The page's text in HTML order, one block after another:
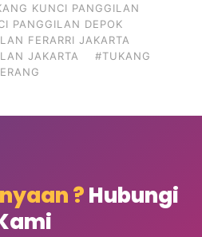
KUNCI PANGGILAN
PANGGILAN DEPOK
FERARRI JAKARTA
JAKARTA
#TUKANG
?Hubungi